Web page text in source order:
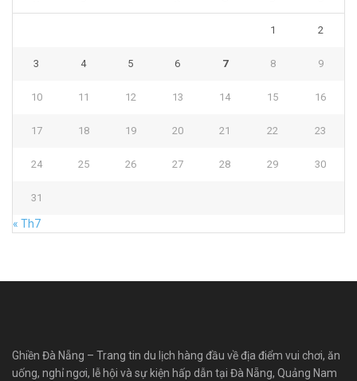
1 2
3 4 5 6 7 8 9
10 11 12 13 14 15 16
17 18 19 20 21 22 23
24 25 26 27 28 29 30
31
« Th7
Ghiền Đà Nẵng – Trang tin du lịch hàng đầu về địa điểm vui chơi, ăn
uống, nghỉ ngơi, lễ hội và sự kiện hấp dẫn tại Đà Nẵng, Quảng Nam